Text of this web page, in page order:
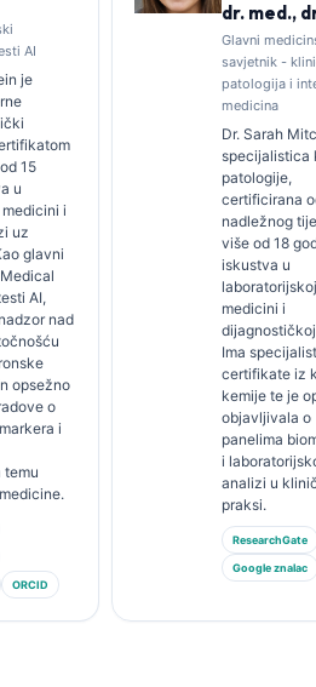
AI
je
15
u
i
uz
glavni
AI,
nad
opsežno
o
i
temu
ORCID
dr. med.,
Glavni
savjetnik -
patologija i
medicina
Dr. Sarah
specijalistica
patologije,
certificirana
nadležnog
više od 18
iskustva u
laboratorijskoj
medicini i
Ima
certifikate iz
kemije te je
objavljivala o
panelima
i
analizi u
praksi.
ResearchGate
Google znalac